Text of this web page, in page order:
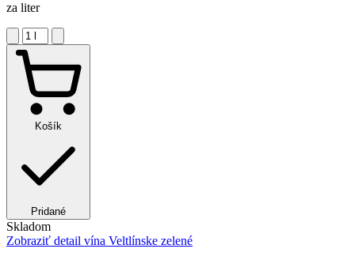
za liter
Košík
Pridané
Skladom
Zobraziť detail vína Veltlínske zelené